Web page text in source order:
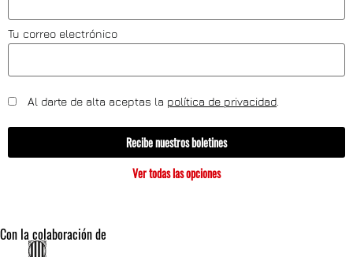
Tu correo electrónico
Al darte de alta aceptas la política de privacidad
Recibe nuestros boletines
Ver todas las opciones
Con la colaboración de